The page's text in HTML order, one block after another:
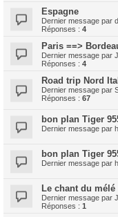
Espagne
Dernier message par
Réponses : 4
Paris ==>
Dernier message par
Réponses : 4
Road trip Nord
Dernier message par
Réponses : 67
bon plan Tiger
Dernier message par
bon plan Tiger
Dernier message par
Le chant du mélé
Dernier message par
Réponses : 1